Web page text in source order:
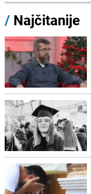
/ Najčitanije